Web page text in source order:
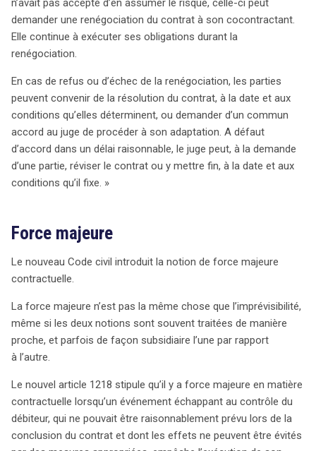
n’avait pas accepté d’en assumer le risque, celle-ci peut
demander une renégociation du contrat à son cocontractant.
Elle continue à exécuter ses obligations durant la
renégociation.
En cas de refus ou d’échec de la renégociation, les parties
peuvent convenir de la résolution du contrat, à la date et aux
conditions qu’elles déterminent, ou demander d’un commun
accord au juge de procéder à son adaptation. A défaut
d’accord dans un délai raisonnable, le juge peut, à la demande
d’une partie, réviser le contrat ou y mettre fin, à la date et aux
conditions qu’il fixe. »
Force majeure
Le nouveau Code civil introduit la notion de force majeure
contractuelle.
La force majeure n’est pas la même chose que l’imprévisibilité,
même si les deux notions sont souvent traitées de manière
proche, et parfois de façon subsidiaire l’une par rapport
à l’autre.
Le nouvel article 1218 stipule qu’il y a force majeure en matière
contractuelle lorsqu’un événement échappant au contrôle du
débiteur, qui ne pouvait être raisonnablement prévu lors de la
conclusion du contrat et dont les effets ne peuvent être évités